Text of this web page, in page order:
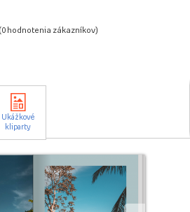
0 hodnotenia zákazníkov)
Ukážkové
kliparty